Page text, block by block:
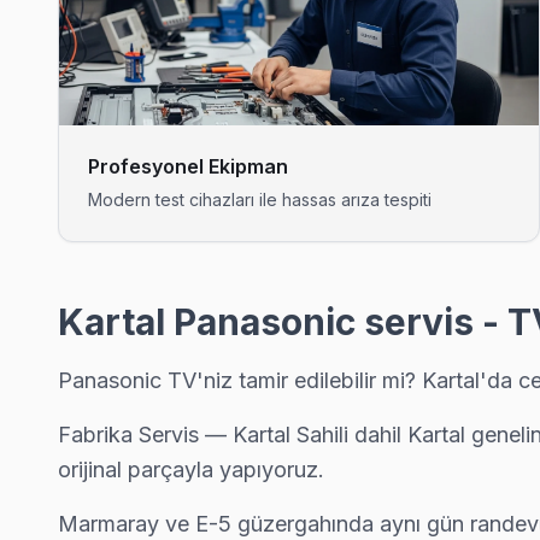
Kartal'da Gümüşpınar mahallesi için Panasonic TV tamir
Gümüşpınar Panasonic Açılmıyor Arıza →
Hürriyet Panasonic Servis
Hürriyet mahallesi Panasonic TV teknisyeniniz ortalama 90
Kartal Panasonic Servis →
Kordonboyu'deki Panasonic TV kullanıcılarına ikinci el cihaz
Orhantepe Panasonic Servis
Profesyonel Ekipman
Modern test cihazları ile hassas arıza tespiti
Kartal Panasonic servis -
Panasonic TV'niz tamir edilebilir mi? Kartal'da
Fabrika Servis — Kartal Sahili dahil Kartal
orijinal parçayla yapıyoruz.
Marmaray ve E-5 güzergahında aynı gün